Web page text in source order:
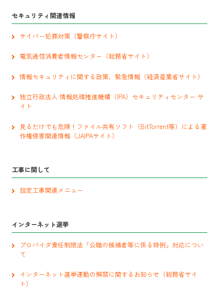
セキュリティ関連情報
サイバー犯罪対策（警察庁サイト）
電気通信消費者情報センター（総務省サイト）
情報セキュリティに関する政策、緊急情報（経済産業省サイト）
独立行政法人 情報処理推進機構（IPA）セキュリティセンター サ
イト
見るだけでも危険！ファイル共有ソフト（BitTorrent等）による著
作権侵害関連情報（JAIPAサイト）
工事に関して
設定工事関連メニュー
インターネット選挙
プロバイダ責任制限法「公職の候補者等に係る特例」対応につい
て
インターネット選挙運動の解禁に関するお知らせ（総務省サイ
ト）